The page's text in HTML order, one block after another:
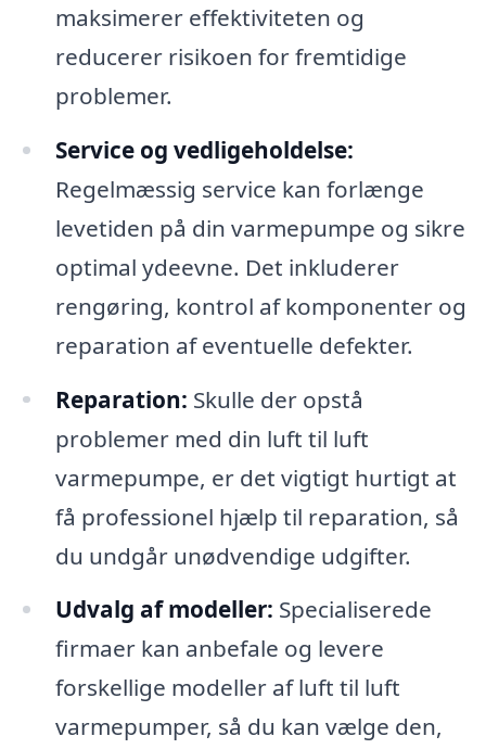
maksimerer effektiviteten og
reducerer risikoen for fremtidige
problemer.
Service og vedligeholdelse:
Regelmæssig service kan forlænge
levetiden på din varmepumpe og sikre
optimal ydeevne. Det inkluderer
rengøring, kontrol af komponenter og
reparation af eventuelle defekter.
Reparation: Skulle der opstå
problemer med din luft til luft
varmepumpe, er det vigtigt hurtigt at
få professionel hjælp til reparation, så
du undgår unødvendige udgifter.
Udvalg af modeller: Specialiserede
firmaer kan anbefale og levere
forskellige modeller af luft til luft
varmepumper, så du kan vælge den,